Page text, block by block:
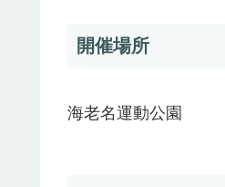
開催場所
海老名運動公園